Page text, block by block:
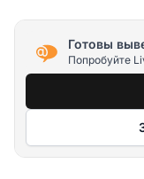
Готовы
Попробуйте